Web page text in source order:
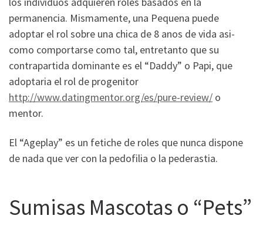
permanencia. Mismamente, una Pequena puede
adoptar el rol sobre una chica de 8 anos de vida asi­
como comportarse como tal, entretanto que su
contrapartida dominante es el “Daddy” o Papi, que
adoptaria el rol de progenitor
http://www.datingmentor.org/es/pure-review/ o
mentor.
El “Ageplay” es un fetiche de roles que nunca dispone
de nada que ver con la pedofilia o la pederastia.
Sumisas Mascotas o “Pets”